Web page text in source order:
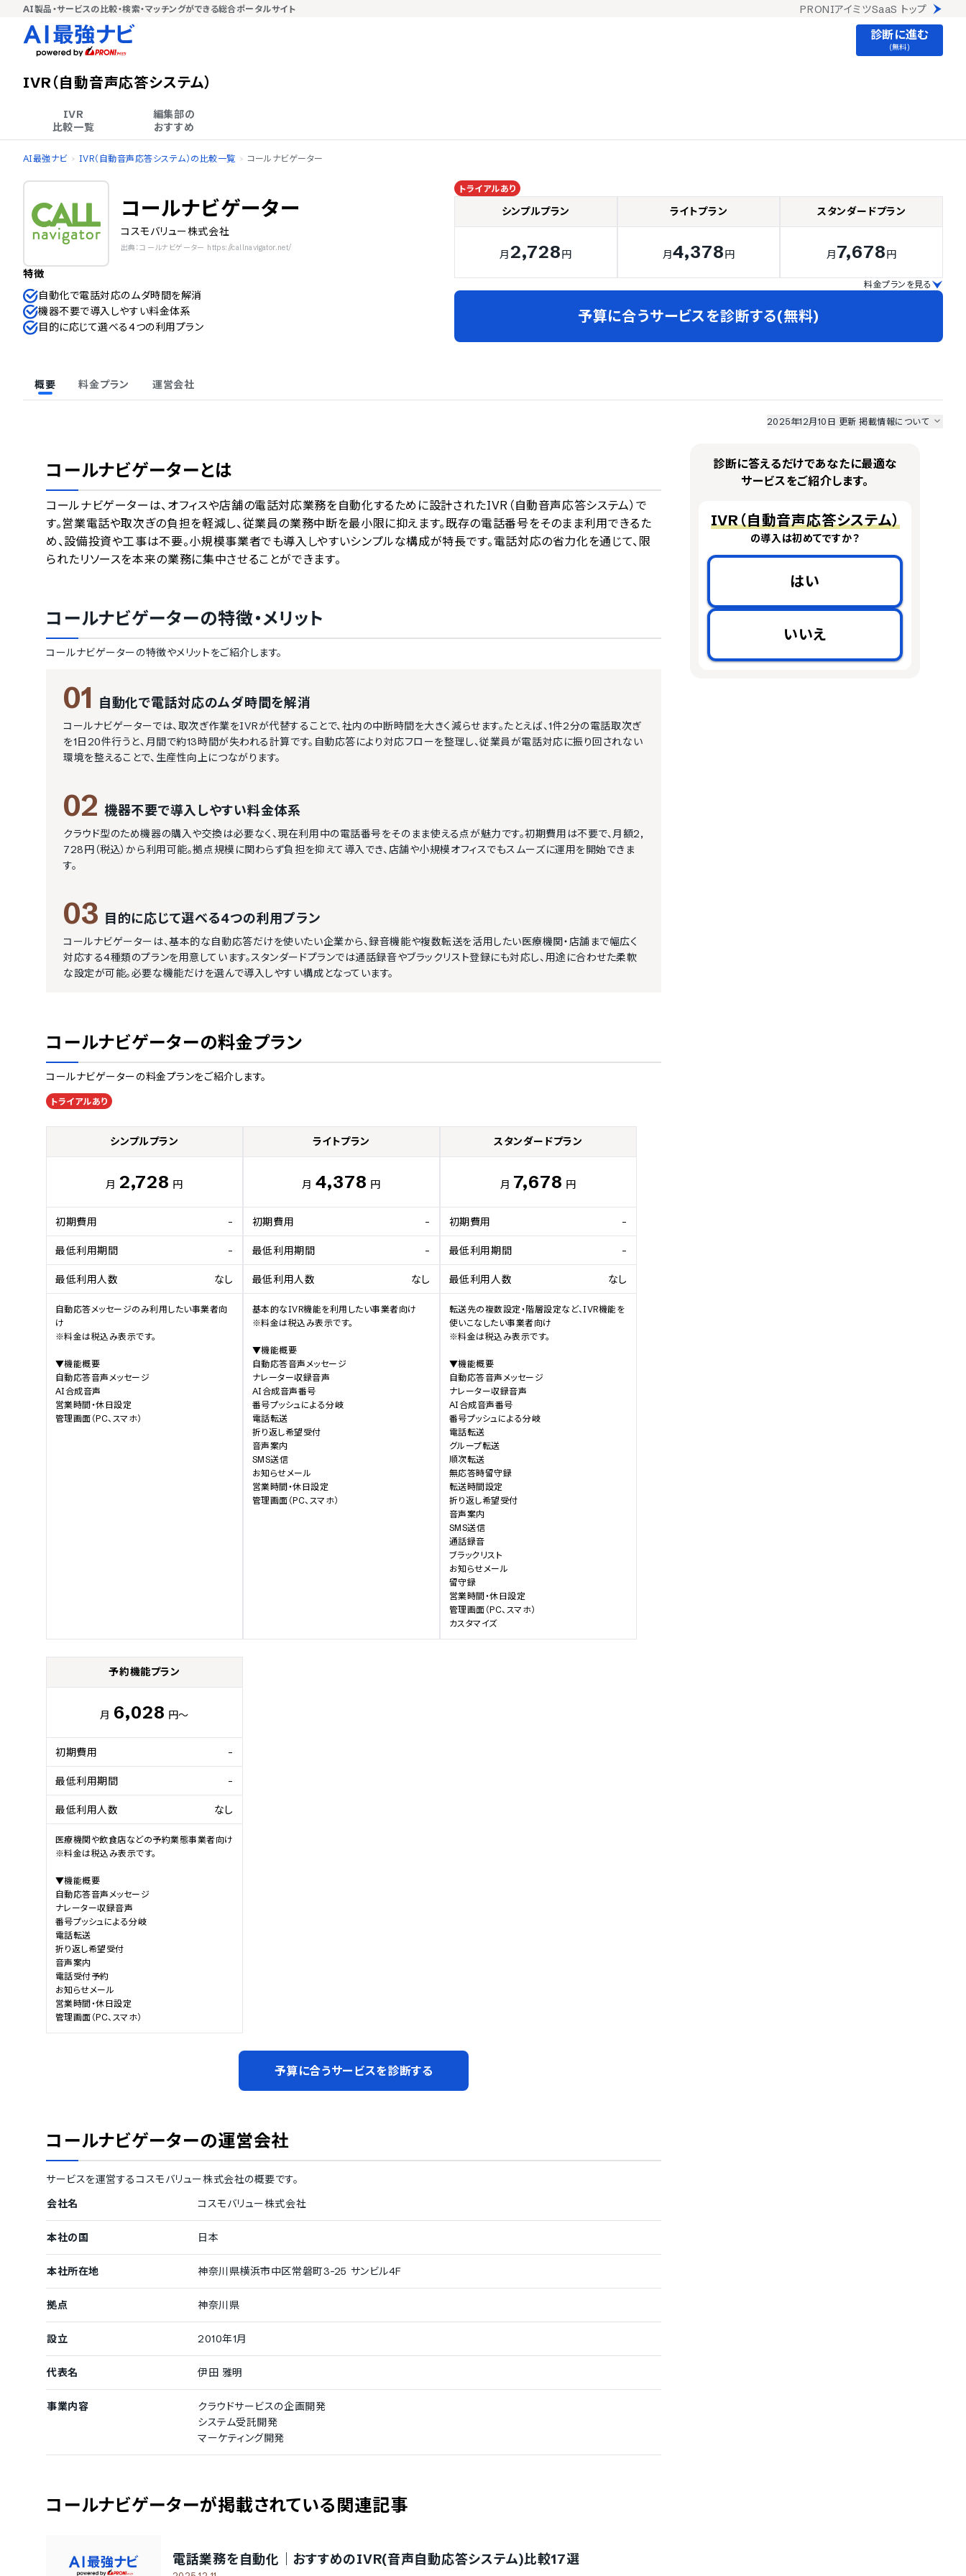
AI製品・サービスの比較・検索・マッチングができる総合ポータルサイト PRONIアイミツSaaS トップ
診断に進む
(無料)
IVR（自動音声応答システム）
IVR
比較一覧
編集部の
おすすめ
AI最強ナビ IVR（自動音声応答システム）の比較一覧 コールナビゲーター
コールナビゲーター
コスモバリュー株式会社
出典：コールナビゲーター https://callnavigator.net/
特徴
自動化で電話対応のムダ時間を解消
機器不要で導入しやすい料金体系
目的に応じて選べる4つの利用プラン
トライアルあり
シンプルプラン
月2,728円
ライトプラン
月4,378円
スタンダードプラン
月7,678円
料金プランを見る
予算に合うサービスを診断する(無料)
概要 料金プラン 運営会社
2025年12月10日 更新掲載情報について
一部
PRONIアイミツSaaS
のサービスデータを参照しています。
情報更新者：AI最強ナビ編集部 情報取得元
コールナビゲーターとは
コールナビゲーターは、オフィスや店舗の電話対応業務を自動化するために設計されたIVR（自動音声応答システム）で
す。営業電話や取次ぎの負担を軽減し、従業員の業務中断を最小限に抑えます。既存の電話番号をそのまま利用できるた
め、設備投資や工事は不要。小規模事業者でも導入しやすいシンプルな構成が特長です。電話対応の省力化を通じて、限
られたリソースを本来の業務に集中させることができます。
コールナビゲーターの特徴・メリット
コールナビゲーターの特徴やメリットをご紹介します。
01 自動化で電話対応のムダ時間を解消
コールナビゲーターでは、取次ぎ作業をIVRが代替することで、社内の中断時間を大きく減らせます。たとえば、1件2分の電話取次ぎ
を1日20件行うと、月間で約13時間が失われる計算です。自動応答により対応フローを整理し、従業員が電話対応に振り回されない
環境を整えることで、生産性向上につながります。
02 機器不要で導入しやすい料金体系
クラウド型のため機器の購入や交換は必要なく、現在利用中の電話番号をそのまま使える点が魅力です。初期費用は不要で、月額2,
728円（税込）から利用可能。拠点規模に関わらず負担を抑えて導入でき、店舗や小規模オフィスでもスムーズに運用を開始できま
す。
03 目的に応じて選べる4つの利用プラン
コールナビゲーターは、基本的な自動応答だけを使いたい企業から、録音機能や複数転送を活用したい医療機関・店舗まで幅広く
対応する4種類のプランを用意しています。スタンダードプランでは通話録音やブラックリスト登録にも対応し、用途に合わせた柔軟
な設定が可能。必要な機能だけを選んで導入しやすい構成となっています。
コールナビゲーターの料金プラン
コールナビゲーターの料金プランをご紹介します。
トライアルあり
シンプルプラン
月 2,728 円
初期費用 -
最低利用期間 -
最低利用人数 なし
自動応答メッセージのみ利用したい事業者向
け
※料金は税込み表示です。
▼機能概要
自動応答音声メッセージ
AI合成音声
営業時間・休日設定
管理画面（PC、スマホ）
ライトプラン
月 4,378 円
初期費用 -
最低利用期間 -
最低利用人数 なし
基本的なIVR機能を利用したい事業者向け
※料金は税込み表示です。
▼機能概要
自動応答音声メッセージ
ナレーター収録音声
AI合成音声番号
番号プッシュによる分岐
電話転送
折り返し希望受付
音声案内
SMS送信
お知らせメール
営業時間・休日設定
管理画面（PC、スマホ）
スタンダードプラン
月 7,678 円
初期費用 -
最低利用期間 -
最低利用人数 なし
転送先の複数設定・階層設定など、IVR機能を
使いこなしたい事業者向け
※料金は税込み表示です。
▼機能概要
自動応答音声メッセージ
ナレーター収録音声
AI合成音声番号
番号プッシュによる分岐
電話転送
グループ転送
順次転送
無応答時留守録
転送時間設定
折り返し希望受付
音声案内
SMS送信
通話録音
ブラックリスト
お知らせメール
留守録
営業時間・休日設定
管理画面（PC、スマホ）
カスタマイズ
予約機能プラン
月 6,028 円～
初期費用 -
最低利用期間 -
最低利用人数 なし
医療機関や飲食店などの予約業態事業者向け
※料金は税込み表示です。
▼機能概要
自動応答音声メッセージ
ナレーター収録音声
番号プッシュによる分岐
電話転送
折り返し希望受付
音声案内
電話受付予約
お知らせメール
営業時間・休日設定
管理画面（PC、スマホ）
予算に合うサービスを診断する
コールナビゲーターの運営会社
サービスを運営するコスモバリュー株式会社の概要です。
会社名
コスモバリュー株式会社
本社の国 日本
本社所在地 神奈川県横浜市中区常磐町3-25 サンビル4F
拠点 神奈川県
設立 2010年1月
代表名 伊田 雅明
事業内容
クラウドサービスの企画開発
システム受託開発
マーケティング開発
コールナビゲーターが掲載されている関連記事
電話業務を自動化｜おすすめのIVR(音声自動応答システム)比較17選
診断に答えるだけであなたに最適な
サービスをご紹介します。
IVR（自動音声応答システム）
の導入は初めてですか？
はい
いいえ